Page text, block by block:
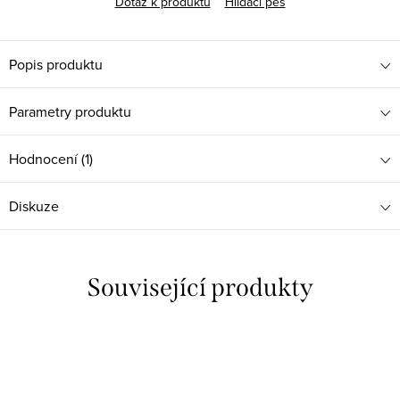
Popis produktu
Parametry produktu
Hodnocení (1)
Diskuze
Související produkty